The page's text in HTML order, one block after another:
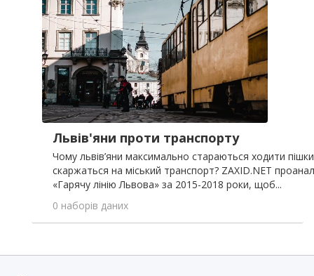
Львів'яни проти транспорту
Чому львів’яни максимально стараються ходити
скаржаться на міський транспорт? ZAXID.NET
«Гарячу лінію Львова» за 2015-2018 роки, щоб...
0 наборів даних